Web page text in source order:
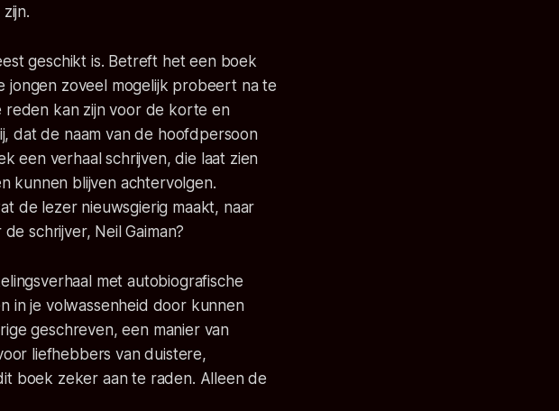
geschikt is. Betreft het een boek
jongen zoveel mogelijk probeert na te
reden kan zijn voor de korte en
dat de naam van de hoofdpersoon
een verhaal schrijven, die laat zien
kunnen blijven achtervolgen.
de lezer nieuwsgierig maakt, naar
schrijver, Neil Gaiman?
met autobiografische
in je volwassenheid door kunnen
geschreven, een manier van
liefhebbers van duistere,
boek zeker aan te raden. Alleen de